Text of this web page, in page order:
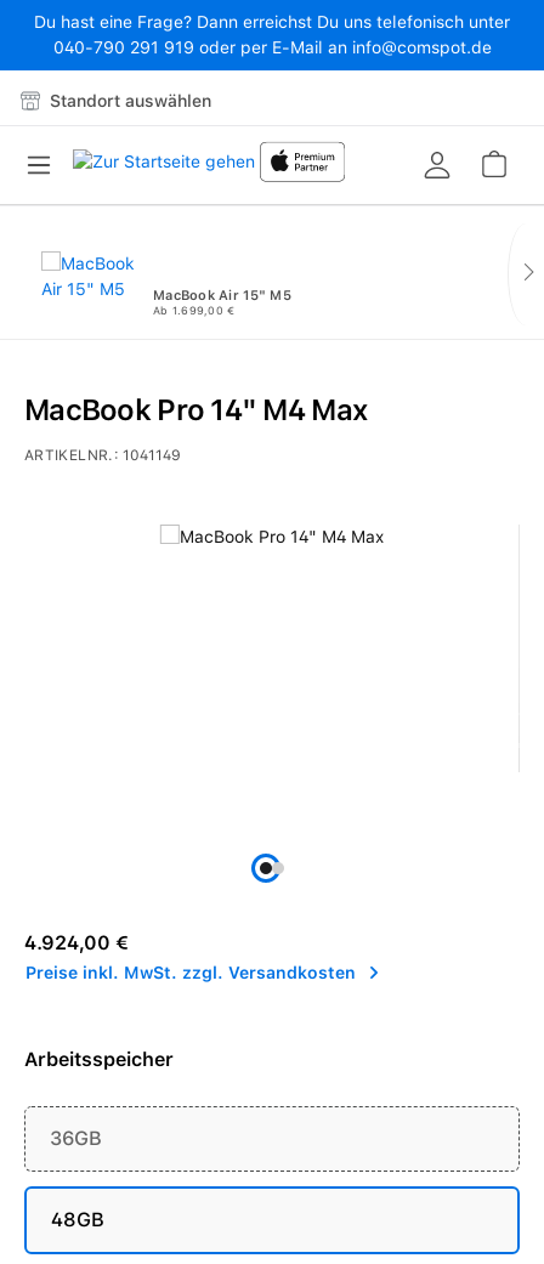
Zum Hauptinhalt springen
Du hast eine Frage? Dann erreichst Du uns telefonisch unter
040-790 291 919 oder per E-Mail an info@comspot.de
Standort auswählen
MacBook Air 15" M5
Ab 1.699,00 €
Bildergalerie überspringen
MacBook Pro 14" M4 Max
ARTIKELNR.:1041149
Regulärer Preis:
4.924,00 €
Preise inkl. MwSt. zzgl. Versandkosten
Arbeitsspeicher
36GB
48GB